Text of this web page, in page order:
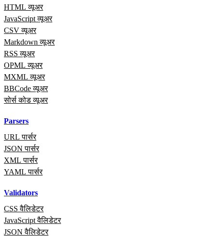
HTML व्यूअर
JavaScript व्यूअर
CSV व्यूअर
Markdown व्यूअर
RSS व्यूअर
OPML व्यूअर
MXML व्यूअर
BBCode व्यूअर
सोर्स कोड व्यूअर
Parsers
URL पार्सर
JSON पार्सर
XML पार्सर
YAML पार्सर
Validators
CSS वैलिडेटर
JavaScript वैलिडेटर
JSON वैलिडेटर